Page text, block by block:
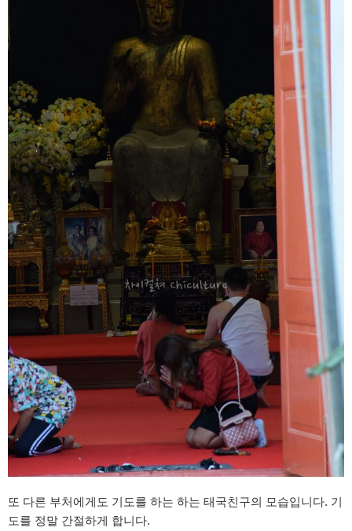
또 다른 부처에게도 기도를 하는 하는 태국친구의 모습입니다. 기
도를 정말 간절하게 합니다.